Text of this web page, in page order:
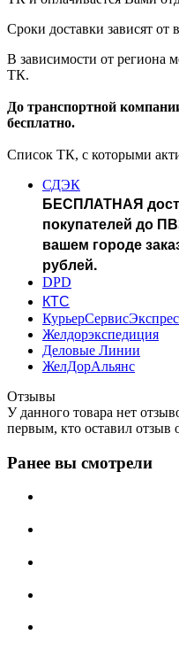
Сроки доставки зависят
В зависимости от региона
ТК.
До транспортной
бесплатно.
Список ТК, с которыми
СДЭК
БЕСПЛАТНАЯ
покупателей до
вашем городе
рублей.
DPD
КТС
Желдорэкспедиция
Деловые Линии
ЖелДорАльянс
Отзывы
У данного товара нет
первым, кто оставил отзыв
Ранее вы смотрели